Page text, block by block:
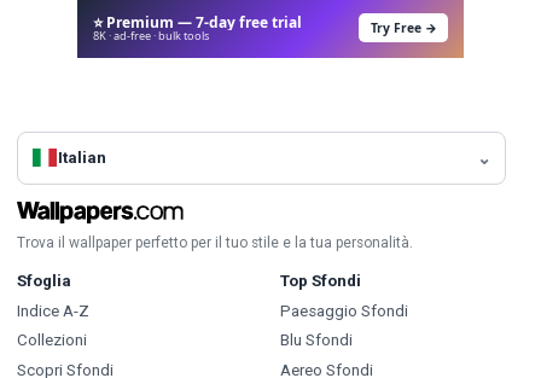
⭐ Premium — 7-day free trial
8K · ad-free · bulk tools Try Free →
Italian
Trova il wallpaper perfetto per il tuo stile e la tua personalità.
Sfoglia
Indice A-Z
Collezioni
Scopri Sfondi
Top Sfondi
Paesaggio Sfondi
Blu Sfondi
Aereo Sfondi